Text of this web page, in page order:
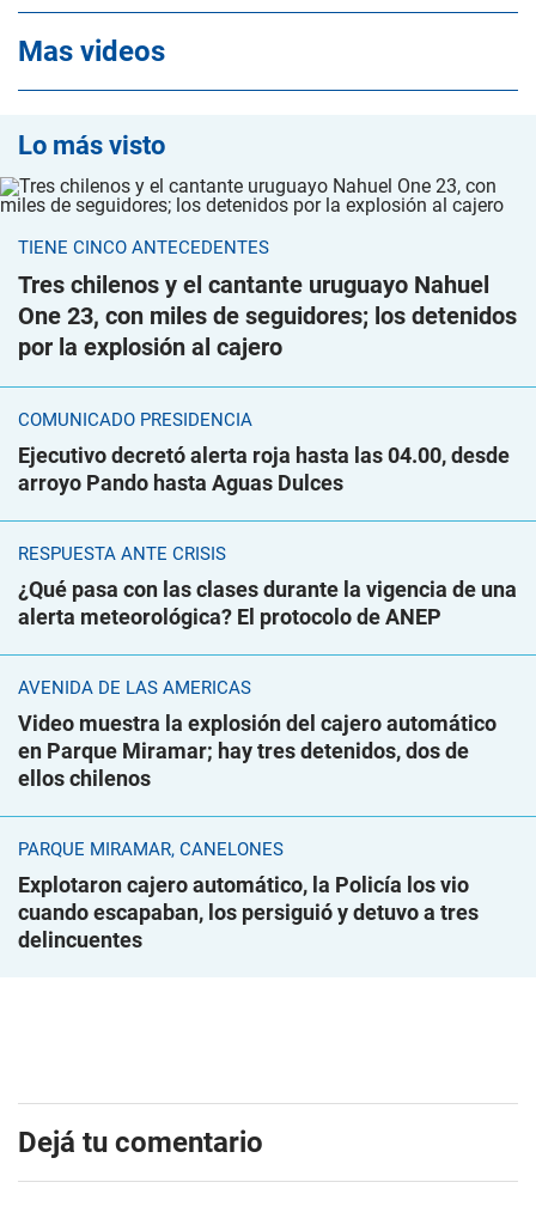
Mas videos
Lo más visto
TIENE CINCO ANTECEDENTES
Tres chilenos y el cantante uruguayo Nahuel
One 23, con miles de seguidores; los detenidos
por la explosión al cajero
COMUNICADO PRESIDENCIA
Ejecutivo decretó alerta roja hasta las 04.00, desde
arroyo Pando hasta Aguas Dulces
RESPUESTA ANTE CRISIS
¿Qué pasa con las clases durante la vigencia de una
alerta meteorológica? El protocolo de ANEP
AVENIDA DE LAS AMÉRICAS
Video muestra la explosión del cajero automático
en Parque Miramar; hay tres detenidos, dos de
ellos chilenos
PARQUE MIRAMAR, CANELONES
Explotaron cajero automático, la Policía los vio
cuando escapaban, los persiguió y detuvo a tres
delincuentes
Dejá tu comentario